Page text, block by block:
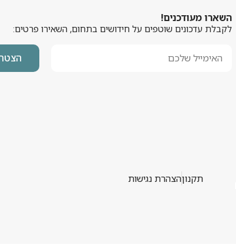
השארו מעודכנים!
לקבלת עדכונים שוטפים על חידושים בתחום, השאירו פרטים:
תקנוןהצהרת נגישות